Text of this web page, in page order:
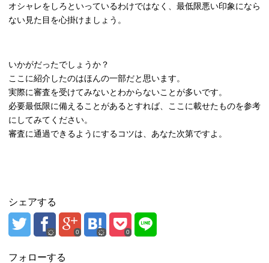
オシャレをしろといっているわけではなく、最低限悪い印象になら
ない見た目を心掛けましょう。
いかがだったでしょうか？
ここに紹介したのはほんの一部だと思います。
実際に審査を受けてみないとわからないことが多いです。
必要最低限に備えることがあるとすれば、ここに載せたものを参考
にしてみてください。
審査に通過できるようにするコツは、あなた次第ですよ。
シェアする
0 0
フォローする